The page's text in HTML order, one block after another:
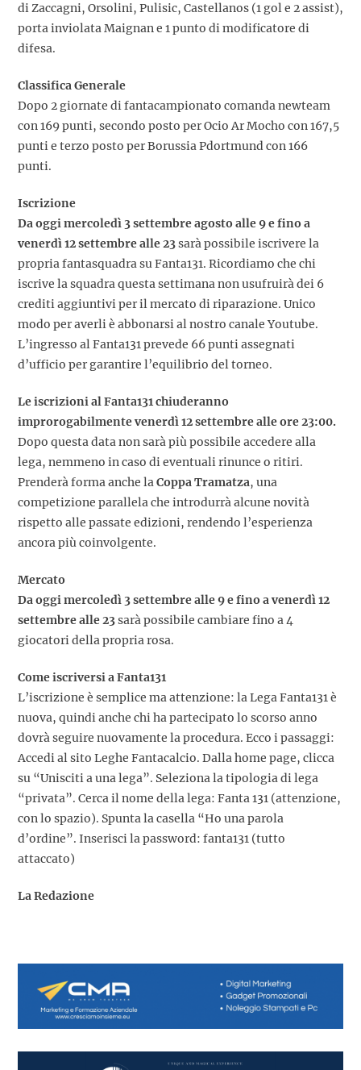
di Zaccagni, Orsolini, Pulisic, Castellanos (1 gol e 2 assist),
porta inviolata Maignan e 1 punto di modificatore di
difesa.
Classifica Generale
Dopo 2 giornate di fantacampionato comanda newteam
con 169 punti, secondo posto per Ocio Ar Mocho con 167,5
punti e terzo posto per Borussia Pdortmund con 166
punti.
Iscrizione
Da oggi mercoledì 3 settembre agosto alle 9 e fino a
venerdì 12 settembre alle 23sarà possibile iscrivere la
propria fantasquadra su Fanta131. Ricordiamo che chi
iscrive la squadra questa settimana non usufruirà dei 6
crediti aggiuntivi per il mercato di riparazione. Unico
modo per averli è abbonarsi al nostro canale Youtube.
L’ingresso al Fanta131 prevede 66 punti assegnati
d’ufficio per garantire l’equilibrio del torneo.
Le iscrizioni al Fanta131 chiuderanno
improrogabilmente venerdì 12 settembre alle ore 23:00.
Dopo questa data non sarà più possibile accedere alla
lega, nemmeno in caso di eventuali rinunce o ritiri.
Prenderà forma anche laCoppa Tramatza, una
competizione parallela che introdurrà alcune novità
rispetto alle passate edizioni, rendendo l’esperienza
ancora più coinvolgente.
Mercato
Da oggi mercoledì 3 settembre alle 9 e fino a venerdì 12
settembre alle 23sarà possibile cambiare fino a 4
giocatori della propria rosa.
Come iscriversi a Fanta131
L’iscrizione è semplice ma attenzione: la Lega Fanta131 è
nuova, quindi anche chi ha partecipato lo scorso anno
dovrà seguire nuovamente la procedura. Ecco i passaggi:
Accedi al sito Leghe Fantacalcio. Dalla home page, clicca
su “Unisciti a una lega”. Seleziona la tipologia di lega
“privata”. Cerca il nome della lega: Fanta 131 (attenzione,
con lo spazio). Spunta la casella “Ho una parola
d’ordine”. Inserisci la password: fanta131 (tutto
attaccato)
La Redazione